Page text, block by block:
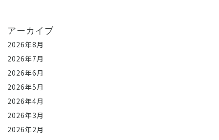
アーカイブ
2026年8月
2026年7月
2026年6月
2026年5月
2026年4月
2026年3月
2026年2月